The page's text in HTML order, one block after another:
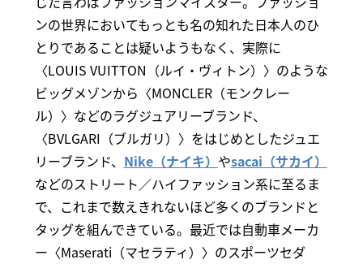
ンの世界においてもっとも名の知れた日本人のひ
とりであることは疑いようもなく、実際に
〈LOUIS VUITTON（ルイ・ヴィトン）〉のような
ビッグメゾンから〈MONCLER（モンクレー
ル）〉などのラグジュアリーブランド、
〈BVLGARI（ブルガリ）〉をはじめとしたジュエ
リーブランド、 Nike（ナイキ） やsacai（サカイ）
などのストリート／ハイファッション系に至るま
で、これまで数えきれないほど多くのブランドと
タッグを組んできている。最近では自動車メーカ
ー〈Maserati（マセラティ）〉のスポーツセダ